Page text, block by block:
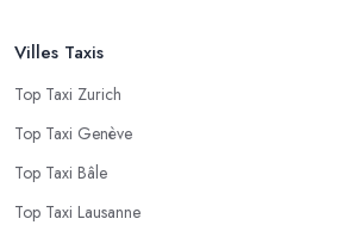
Villes Taxis
Top Taxi Zurich
Top Taxi Genève
Top Taxi Bâle
Top Taxi Lausanne